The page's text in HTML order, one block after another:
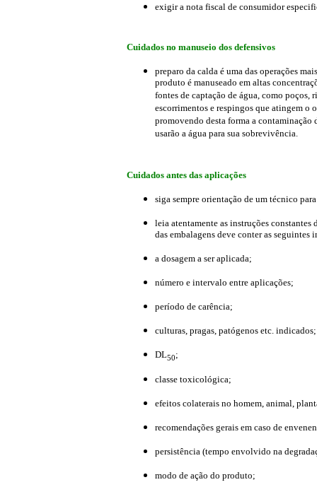
exigir a nota fiscal de consumidor
Cuidados no manuseio dos defensivos
preparo da calda é uma das operações
produto é manuseado em altas
fontes de captação de água, como poços,
escorrimentos e respingos que atingem o
promovendo desta forma a
usarão a água para sua sobrevivência.
Cuidados antes das aplicações
siga sempre orientação de um técnico
leia atentamente as instruções
das embalagens deve conter as seguintes
a dosagem a ser aplicada;
número e intervalo entre aplicações;
período de carência;
culturas, pragas, patógenos etc.
DL50;
classe toxicológica;
efeitos colaterais no homem, animal,
recomendações gerais em caso de
persistência (tempo envolvido na
modo de ação do produto;